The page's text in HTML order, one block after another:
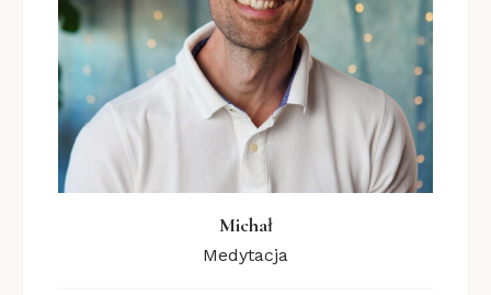
Michał
Medytacja